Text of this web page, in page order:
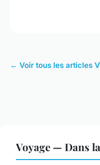
← Voir tous les articles
Voyage — Dans